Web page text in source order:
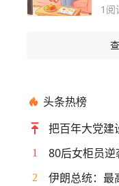
1 阅
头条热榜
把百年大党建
1 80后女柜员
2